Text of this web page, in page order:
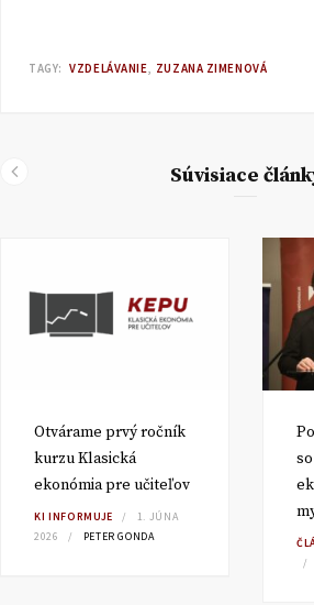
TAGY: VZDELÁVANIE ZUZANA ZIMENOVÁ
Súvisiace
Otvárame prvý ročník
kurzu Klasická
ekonómia pre učiteľov
KI INFORMUJE
1. JÚNA
2026
PETER GONDA